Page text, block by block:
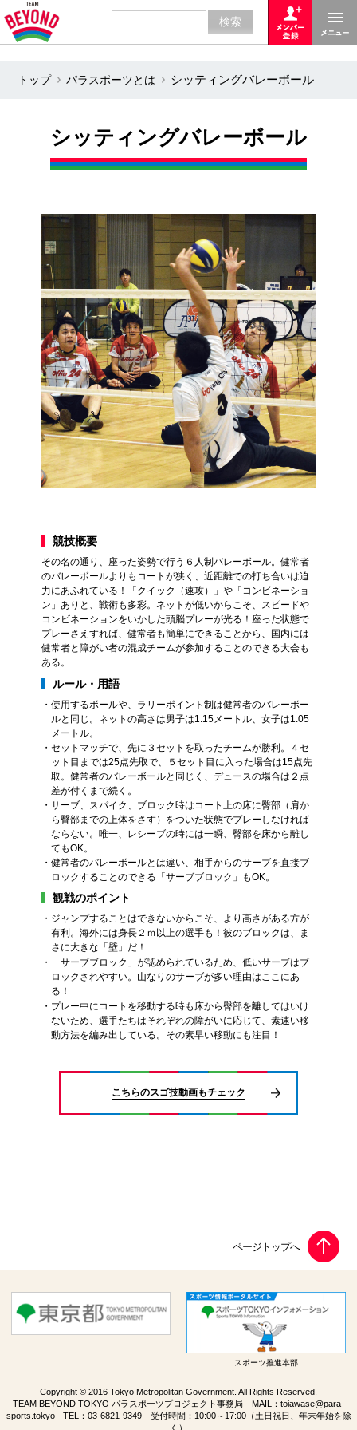
トップ パラスポーツとは シッティングバレーボール
シッティングバレーボール
競技概要
その名の通り、座った姿勢で行う６人制バレーボール。健常者
のバレーボールよりもコートが狭く、近距離での打ち合いは迫
力にあふれている！「クイック（速攻）」や「コンビネーショ
ン」ありと、戦術も多彩。ネットが低いからこそ、スピードや
コンビネーションをいかした頭脳プレーが光る！座った状態で
プレーさえすれば、健常者も簡単にできることから、国内には
健常者と障がい者の混成チームが参加することのできる大会も
ある。
ルール・用語
・使用するボールや、ラリーポイント制は健常者のバレーボー
ルと同じ。ネットの高さは男子は1.15メートル、女子は1.05
メートル。
・セットマッチで、先に３セットを取ったチームが勝利。４セ
ット目までは25点先取で、５セット目に入った場合は15点先
取。健常者のバレーボールと同じく、デュースの場合は２点
差が付くまで続く。
・サーブ、スパイク、ブロック時はコート上の床に臀部（肩か
ら臀部までの上体をさす）をついた状態でプレーしなければ
ならない。唯一、レシーブの時には一瞬、臀部を床から離し
てもOK。
・健常者のバレーボールとは違い、相手からのサーブを直接ブ
ロックすることのできる「サーブブロック」もOK。
観戦のポイント
・ジャンプすることはできないからこそ、より高さがある方が
有利。海外には身長２ｍ以上の選手も！彼のブロックは、ま
さに大きな「壁」だ！
・「サーブブロック」が認められているため、低いサーブはブ
ロックされやすい。山なりのサーブが多い理由はここにあ
る！
・プレー中にコートを移動する時も床から臀部を離してはいけ
ないため、選手たちはそれぞれの障がいに応じて、素速い移
動方法を編み出している。その素早い移動にも注目！
こちらのスゴ技動画もチェック
スポーツ推進本部
Copyright © 2016 Tokyo Metropolitan Government. All Rights Reserved.
TEAM BEYOND TOKYO パラスポーツプロジェクト事務局 MAIL： toiawase@para-
sports.tokyoTEL： 03-6821-9349受付時間：10:00～17:00（土日祝日、年末年始を除
く）